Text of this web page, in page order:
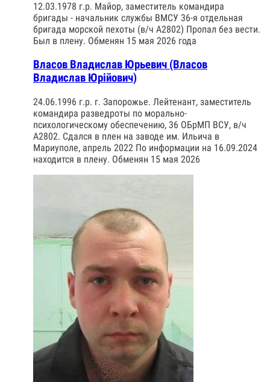
12.03.1978 г.р. Майор, заместитель командира
бригады - начальник службы ВМСУ 36-я отдельная
бригада морской пехоты (в/ч А2802) Пропал без вести.
Был в плену. Обменян 15 мая 2026 года
Власов Владислав Юрьевич (Власов
Владислав Юрійович)
24.06.1996 г.р. г. Запорожье. Лейтенант, заместитель
командира разведроты по морально-
психологическому обеспечению, 36 ОБрМП ВСУ, в/ч
А2802. Сдался в плен на заводе им. Ильича в
Мариуполе, апрель 2022 По информации на 16.09.2024
находится в плену. Обменян 15 мая 2026